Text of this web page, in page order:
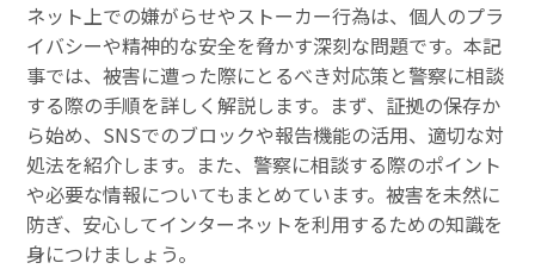
ネット上での嫌がらせやストーカー行為は、個人のプラ
イバシーや精神的な安全を脅かす深刻な問題です。本記
事では、被害に遭った際にとるべき対応策と警察に相談
する際の手順を詳しく解説します。まず、証拠の保存か
ら始め、SNSでのブロックや報告機能の活用、適切な対
処法を紹介します。また、警察に相談する際のポイント
や必要な情報についてもまとめています。被害を未然に
防ぎ、安心してインターネットを利用するための知識を
身につけましょう。